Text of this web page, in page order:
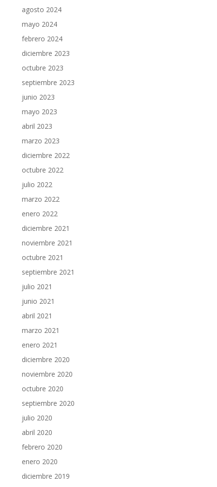
agosto 2024
mayo 2024
febrero 2024
diciembre 2023
octubre 2023
septiembre 2023
junio 2023
mayo 2023
abril 2023
marzo 2023
diciembre 2022
octubre 2022
julio 2022
marzo 2022
enero 2022
diciembre 2021
noviembre 2021
octubre 2021
septiembre 2021
julio 2021
junio 2021
abril 2021
marzo 2021
enero 2021
diciembre 2020
noviembre 2020
octubre 2020
septiembre 2020
julio 2020
abril 2020
febrero 2020
enero 2020
diciembre 2019